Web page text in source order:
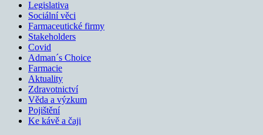
Legislativa
Sociální věci
Farmaceutické firmy
Stakeholders
Covid
Adman´s Choice
Farmacie
Aktuality
Zdravotnictví
Věda a výzkum
Pojištění
Ke kávě a čaji